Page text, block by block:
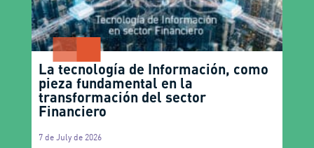
La tecnología de Información, como
pieza fundamental en la
transformación del sector
Financiero
7 de July de 2026